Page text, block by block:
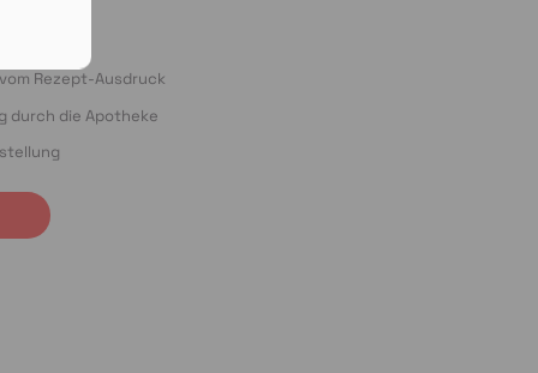
Rezept-Ausdruck
durch die Apotheke